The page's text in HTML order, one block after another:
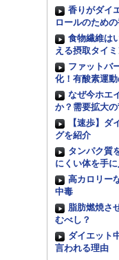
香りがダイ
ロールのため
食物繊維は
える摂取タイ
ファットバ
化！有酸素運
なぜ今ホエ
か？需要拡大
【速歩】
グを紹介
タンパク質
にくい体を手に
高カロリー
中毒
脂肪燃焼さ
むべし？
ダイエット
言われる理由